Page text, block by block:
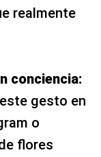
realmente
conciencia:
gesto en
o
flores